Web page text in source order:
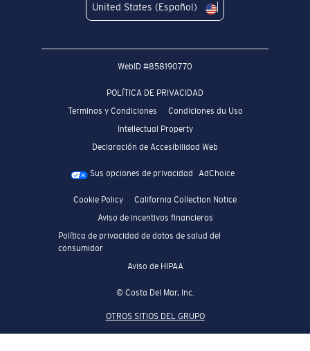
United States (Español)
WebID #858190770
POLÍTICA DE PRIVACIDAD
Terminos y Condiciones
Condiciones du Uso
Intellectual Property
Declaración de Accesibilidad Web
Sus opciones de privacidad AdChoice
Cookie Policy
California Collection Notice
Aviso de incentivos financieros
Política de privacidad de datos de salud del
consumidor
Aviso de HIPAA
© Costa Del Mar, Inc.
OTROS SITIOS DEL GRUPO